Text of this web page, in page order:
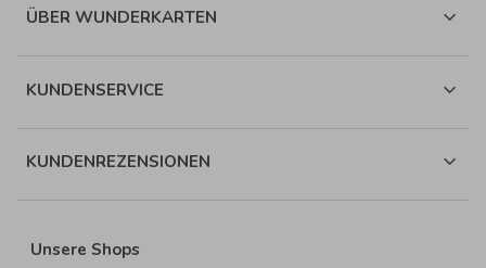
ÜBER WUNDERKARTEN
KUNDENSERVICE
KUNDENREZENSIONEN
Unsere Shops